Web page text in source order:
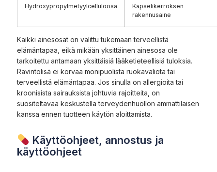
Hydroxypropylmetyylcelluloosa
Kapselikerroksen
rakennusaine
Kaikki ainesosat on valittu tukemaan terveellistä
elämäntapaa, eikä mikään yksittäinen ainesosa ole
tarkoitettu antamaan yksittäisiä lääketieteellisiä tuloksia.
Ravintolisä ei korvaa monipuolista ruokavaliota tai
terveellistä elämäntapaa. Jos sinulla on allergioita tai
kroonisista sairauksista johtuvia rajoitteita, on
suositeltavaa keskustella terveydenhuollon ammattilaisen
kanssa ennen tuotteen käytön aloittamista.
Käyttöohjeet, annostus ja
käyttöohjeet